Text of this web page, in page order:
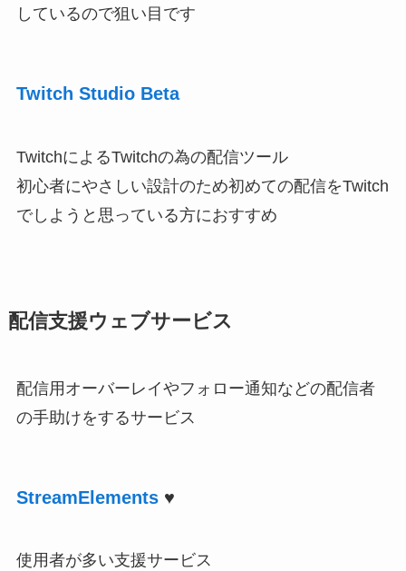
しているので狙い目です
Twitch Studio Beta
TwitchによるTwitchの為の配信ツール
初心者にやさしい設計のため初めての配信をTwitch
でしようと思っている方におすすめ
配信支援ウェブサービス
配信用オーバーレイやフォロー通知などの配信者
の手助けをするサービス
StreamElements♥
使用者が多い支援サービス